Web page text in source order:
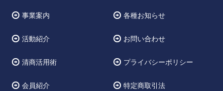
事業案内 各種お知らせ
活動紹介
清商活用術
会員紹介
お問い合わせ
プライバシーポリシー
特定商取引法